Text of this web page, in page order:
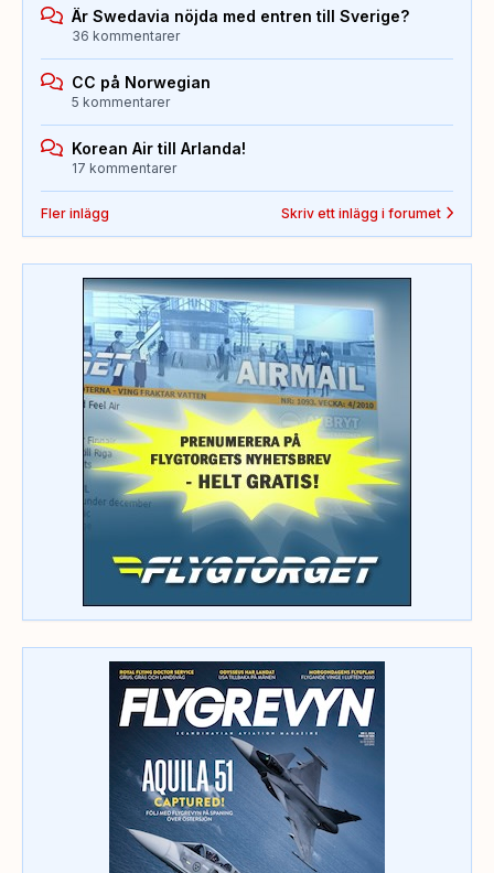
Är Swedavia nöjda med entren till Sverige?
36 kommentarer
CC på Norwegian
5 kommentarer
Korean Air till Arlanda!
17 kommentarer
Fler inlägg Skriv ett inlägg i forumet